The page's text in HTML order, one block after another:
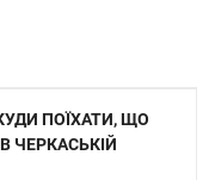
ПОЇХАТИ, ЩО
ЧЕРКАСЬКІЙ